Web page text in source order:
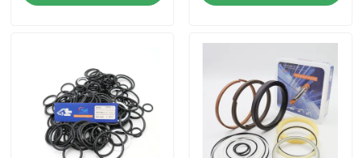
Equipo hidráulico del sello del triturador
Excavador Seal Kit